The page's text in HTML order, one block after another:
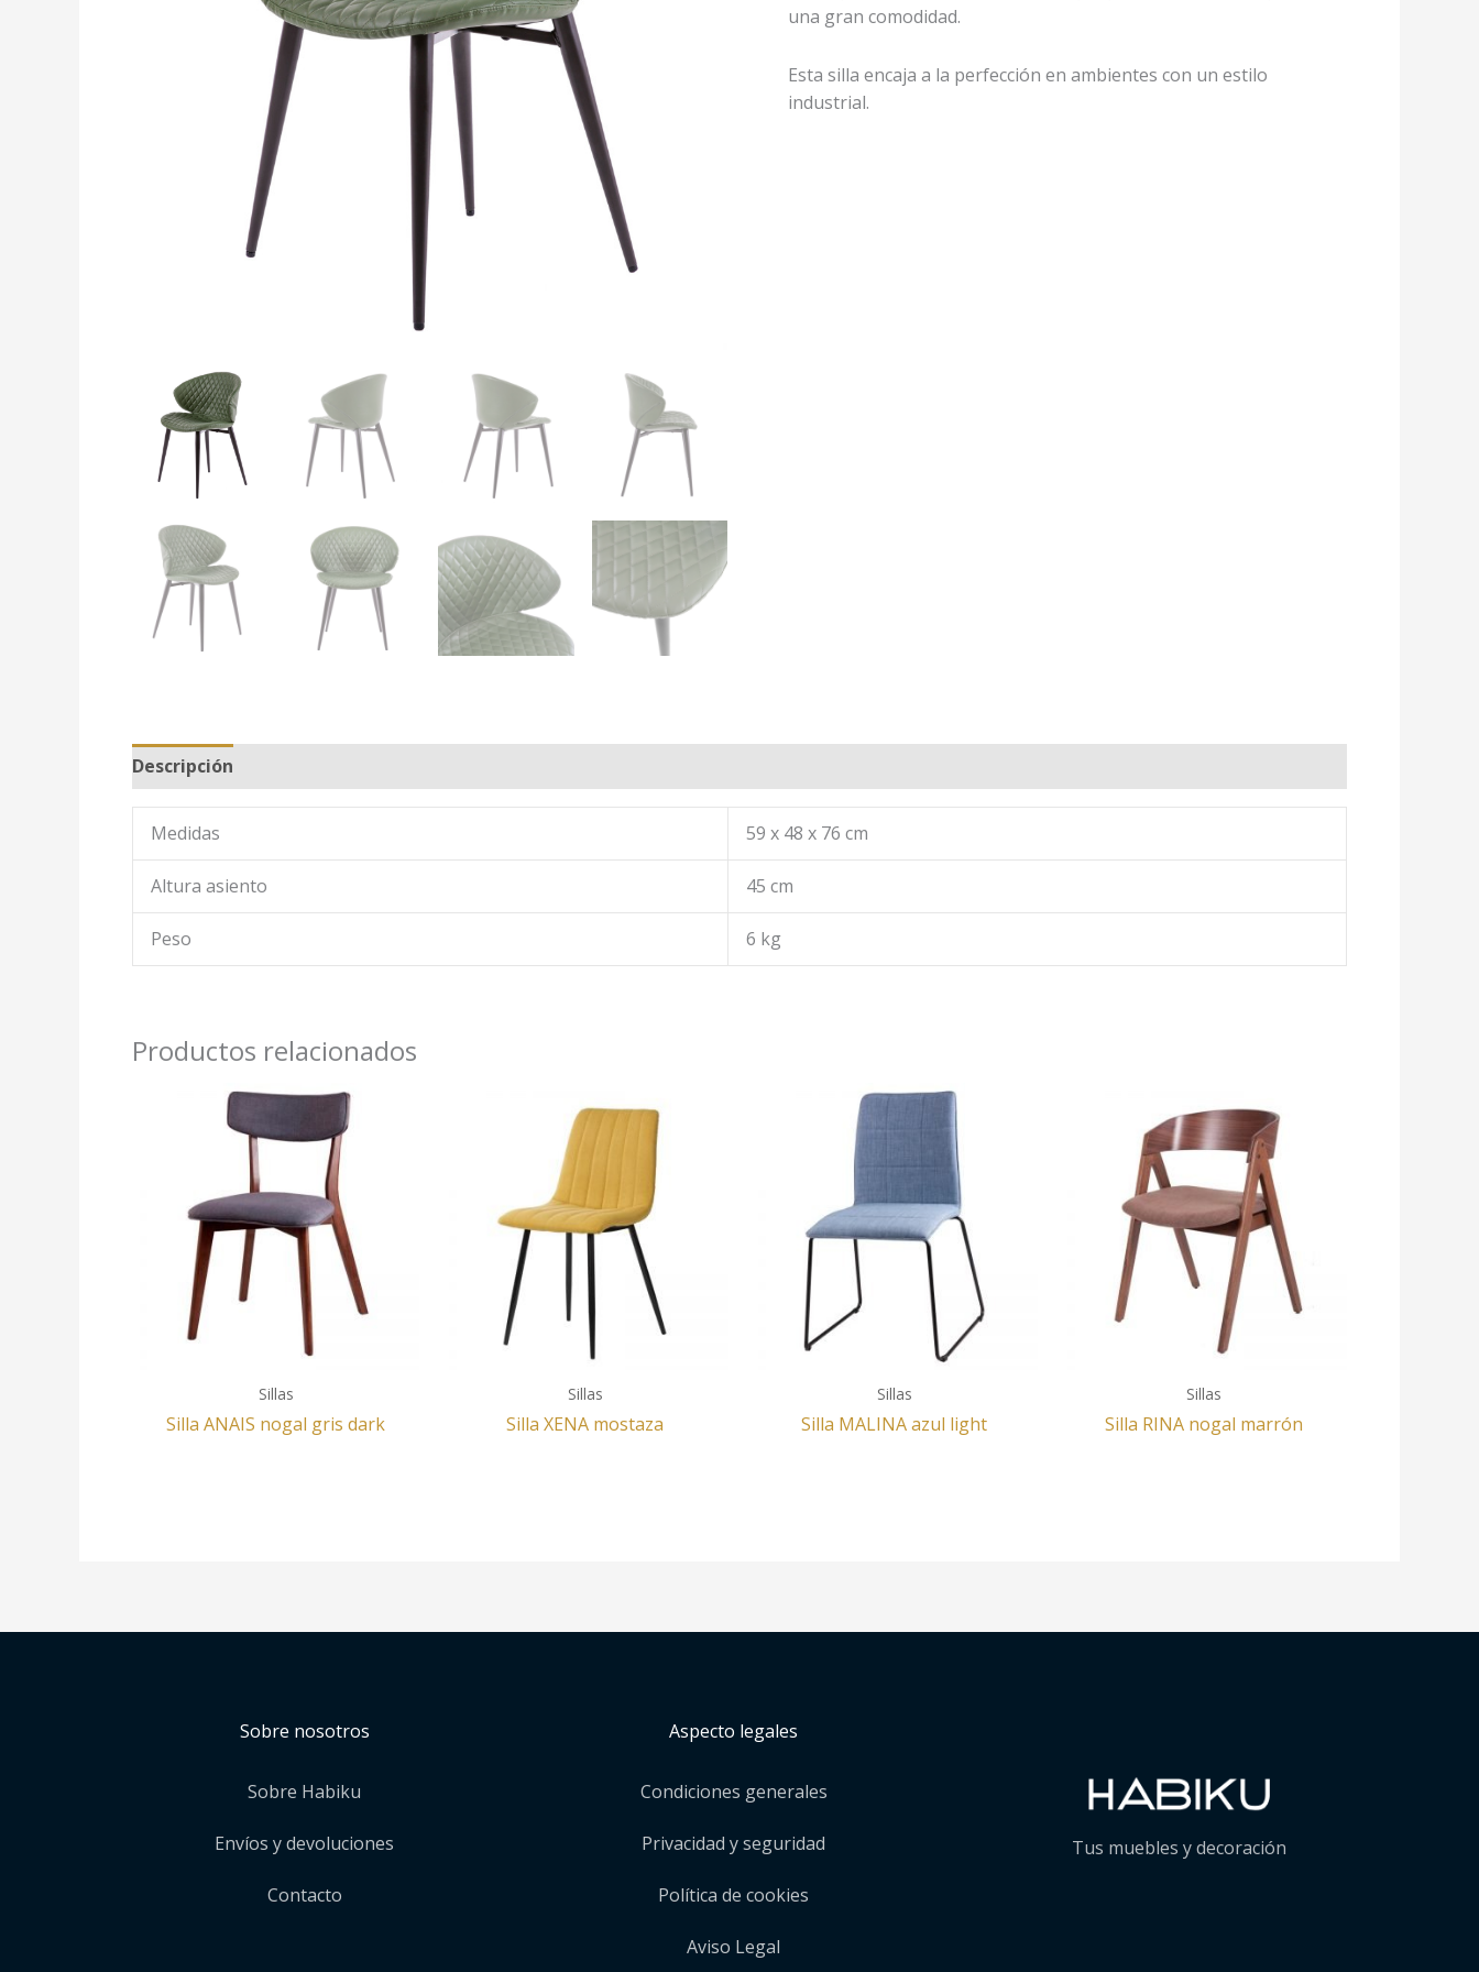
una gran comodidad.
Esta silla encaja a la perfección en ambientes con un estilo
industrial.
Descripción
Medidas 59 x 48 x 76 cm
Altura asiento 45 cm
Peso 6 kg
Productos relacionados
Sillas
Silla ANAIS nogal gris dark
Sillas
Silla XENA mostaza
Sillas
Silla MALINA azul light
Sillas
Silla RINA nogal marrón
Sobre nosotros
Sobre Habiku
Envíos y devoluciones
Contacto
Aspecto legales
Condiciones generales
Privacidad y seguridad
Política de cookies
Aviso Legal
Tus muebles y decoración